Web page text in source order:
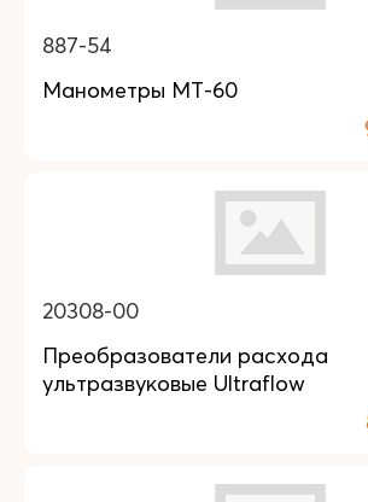
887-54
Манометры МТ-60
20308-00
Преобразователи расхода
ультразвуковые Ultraflow